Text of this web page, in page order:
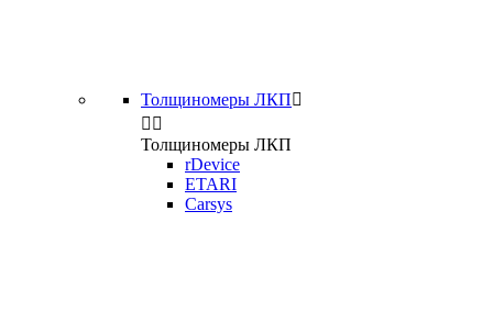
Толщиномеры ЛКП
 
Толщиномеры ЛКП
rDevice
ETARI
Carsys